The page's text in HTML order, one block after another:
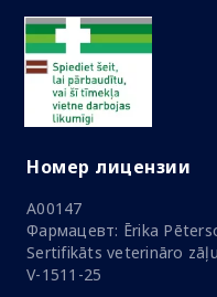
Номер лицензии
A00147
Фармацевт: Ērika
Sertifikāts veterināro
V-1511-25